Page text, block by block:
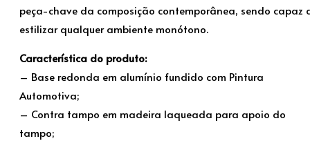
peça-chave da composição contemporânea, sendo capaz
estilizar qualquer ambiente monótono.
Característica do produto:
– Base redonda em alumínio fundido com Pintura
Automotiva;
– Contra tampo em madeira laqueada para apoio do
tampo;